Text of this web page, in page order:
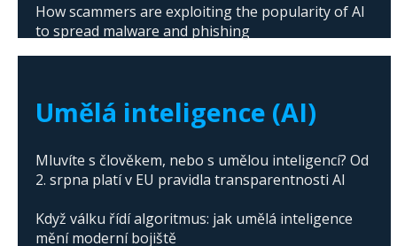
How scammers are exploiting the popularity of AI
to spread malware and phishing
Umělá inteligence (AI)
Mluvíte s člověkem, nebo s umělou inteligencí? Od
2. srpna platí v EU pravidla transparentnosti AI
Když válku řídí algoritmus: jak umělá inteligence
mění moderní bojiště